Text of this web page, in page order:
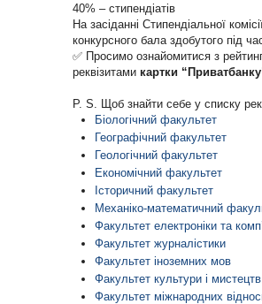
40% – стипендіатів
На засіданні Стипендіальної
конкурсного бала здобутого під
✅ Просимо ознайомитися з
реквізитами картки
P. S. Щоб знайти себе у списку
Біологічний факультет
Географічний факультет
Геологічний факультет
Економічний факультет
Історичний факультет
Механіко-математичний
Факультет електроніки та
Факультет журналістики
Факультет іноземних мов
Факультет культури і мистецтв
Факультет міжнародних